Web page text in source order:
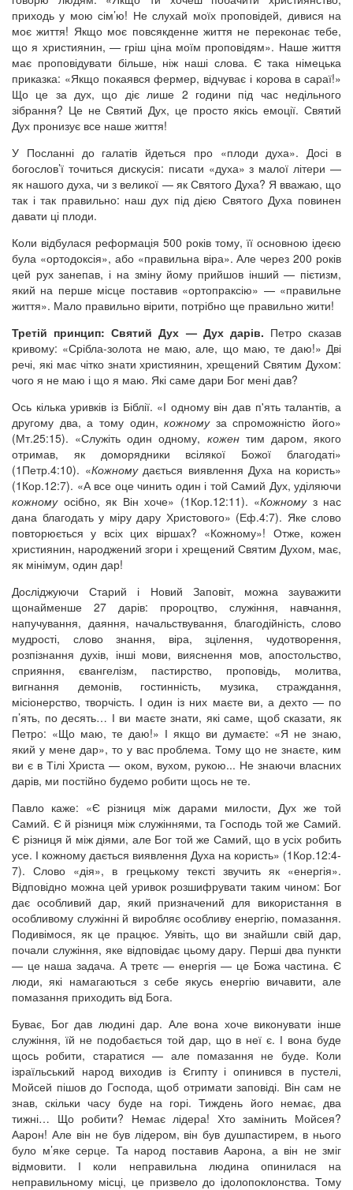
приходь у мою сім’ю! Не слухай моїх проповідей, дивися на
моє життя! Якщо моє повсякденне життя не переконає тебе,
що я християнин, — гріш ціна моїм проповідям». Наше життя
має проповідувати більше, ніж наші слова. Є така німецька
приказка: «Якщо покаявся фермер, відчуває і корова в сараї!»
Що це за дух, що діє лише 2 години під час недільного
зібрання? Це не Святий Дух, це просто якісь емоції. Святий
Дух пронизує все наше життя!
У Посланні до галатів йдеться про «плоди духа». Досі в
богослов’ї точиться дискусія: писати «духа» з малої літери —
як нашого духа, чи з великої — як Святого Духа? Я вважаю, що
так і так правильно: наш дух під дією Святого Духа повинен
давати ці плоди.
Коли відбулася реформація 500 років тому, її основною ідеєю
була «ортодоксія», або «правильна віра». Але через 200 років
цей рух занепав, і на зміну йому прийшов інший — пієтизм,
який на перше місце поставив «ортопраксію» — «правильне
життя». Мало правильно вірити, потрібно ще правильно жити!
Третій принцип: Святий Дух — Дух дарів. Петро сказав
кривому: «Срібла-золота не маю, але, що маю, те даю!» Дві
речі, які має чітко знати християнин, хрещений Святим Духом:
чого я не маю і що я маю. Які саме дари Бог мені дав?
Ось кілька уривків із Біблії. «І одному він дав п'ять талантів, а
другому два, а тому один,кожномуза спроможністю його»
(Мт.25:15). «Служіть один одному, кожентим даром, якого
отримав, як доморядники всілякої Божої благодаті»
(1Петр.4:10). «Кожномудається виявлення Духа на користь»
(1Кор.12:7). «А все оце чинить один і той Самий Дух, уділяючи
кожномуосібно, як Він хоче» (1Кор.12:11). «Кожномуз нас
дана благодать у міру дару Христового» (Еф.4:7). Яке слово
повторюється у всіх цих віршах? «Кожному»! Отже, кожен
християнин, народжений згори і хрещений Святим Духом, має,
як мінімум, один дар!
Досліджуючи Старий і Новий Заповіт, можна зауважити
щонайменше 27 дарів: пророцтво, служіння, навчання,
напучування, даяння, начальствування, благодійність, слово
мудрості, слово знання, віра, зцілення, чудотворення,
розпізнання духів, інші мови, вияснення мов, апостольство,
сприяння, євангелізм, пастирство, проповідь, молитва,
вигнання демонів, гостинність, музика, страждання,
місіонерство, творчість. І один із них маєте ви, а дехто — по
п’ять, по десять… І ви маєте знати, які саме, щоб сказати, як
Петро: «Що маю, те даю!» І якщо ви думаєте: «Я не знаю,
який у мене дар», то у вас проблема. Тому що не знаєте, ким
ви є в Тілі Христа — оком, вухом, рукою... Не знаючи власних
дарів, ми постійно будемо робити щось не те.
Павло каже: «Є різниця між дарами милости, Дух же той
Самий. Є й різниця між служіннями, та Господь той же Самий.
Є різниця й між діями, але Бог той же Самий, що в усіх робить
усе. І кожному дається виявлення Духа на користь» (1Кор.12:4-
7). Слово «дія», в грецькому тексті звучить як «енергія».
Відповідно можна цей уривок розшифрувати таким чином: Бог
дає особливий дар, який призначений для використання в
особливому служінні й виробляє особливу енергію, помазання.
Подивімося, як це працює. Уявіть, що ви знайшли свій дар,
почали служіння, яке відповідає цьому дару. Перші два пункти
— це наша задача. А третє — енергія — це Божа частина. Є
люди, які намагаються з себе якусь енергію вичавити, але
помазання приходить від Бога.
Буває, Бог дав людині дар. Але вона хоче виконувати інше
служіння, їй не подобається той дар, що в неї є. І вона буде
щось робити, старатися — але помазання не буде. Коли
ізраїльський народ виходив із Єгипту і опинився в пустелі,
Мойсей пішов до Господа, щоб отримати заповіді. Він сам не
знав, скільки часу буде на горі. Тиждень його немає, два
тижні… Що робити? Немає лідера! Хто замінить Мойсея?
Аарон! Але він не був лідером, він був душпастирем, в нього
було м’яке серце. Та народ поставив Аарона, а він не зміг
відмовити. І коли неправильна людина опинилася на
неправильному місці, це призвело до ідолопоклонства. Тому